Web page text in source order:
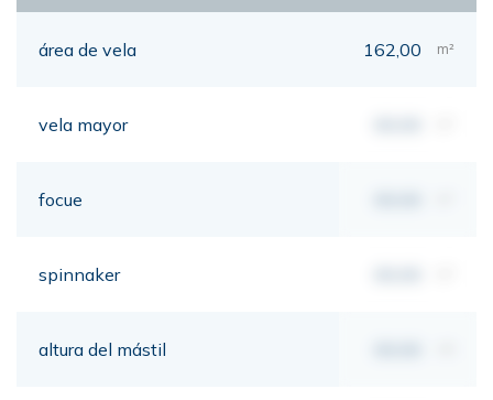
área de vela 162,00 m²
vela mayor
focue
spinnaker
altura del mástil